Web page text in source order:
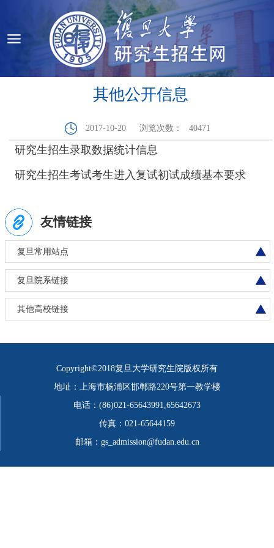
其他公开信息
2017-10-20 浏览次数： 40471
研究生招生录取数据统计信息
研究生招生考试考生进入复试初试成绩基本要求
友情链接
复旦常用站点
复旦院系链接
其他高校链接
Copyright©2018复旦大学研究生院版权所有
地址：上海市杨浦区邯郸路220号第一教学楼
电话：(86)021-65643991,65642673
传真：021-65644159
邮箱：gs_admission@fudan.edu.cn